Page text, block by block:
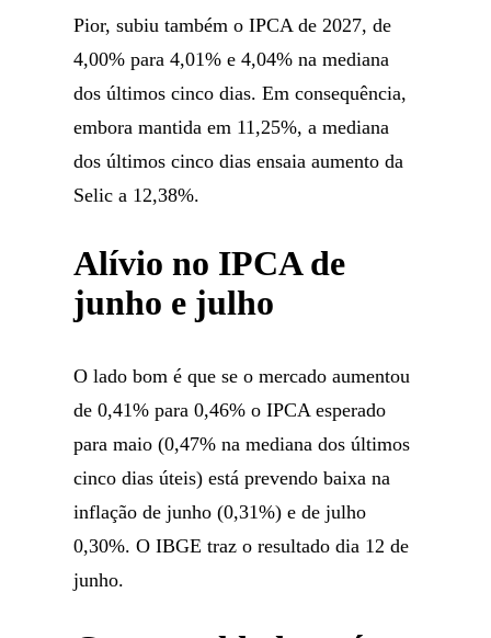
Pior, subiu também o IPCA de 2027, de
4,00% para 4,01% e 4,04% na mediana
dos últimos cinco dias. Em consequência,
embora mantida em 11,25%, a mediana
dos últimos cinco dias ensaia aumento da
Selic a 12,38%.
Alívio no IPCA de
junho e julho
O lado bom é que se o mercado aumentou
de 0,41% para 0,46% o IPCA esperado
para maio (0,47% na mediana dos últimos
cinco dias úteis) está prevendo baixa na
inflação de junho (0,31%) e de julho
0,30%. O IBGE traz o resultado dia 12 de
junho.